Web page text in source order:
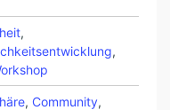
,
,
, Community,